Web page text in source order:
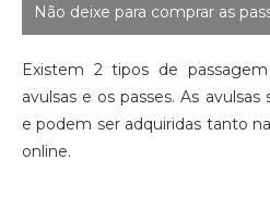
Não deixe para comprar as
Existem 2 tipos de
avulsas e os passes. As
e podem ser adquiridas tanto
online.